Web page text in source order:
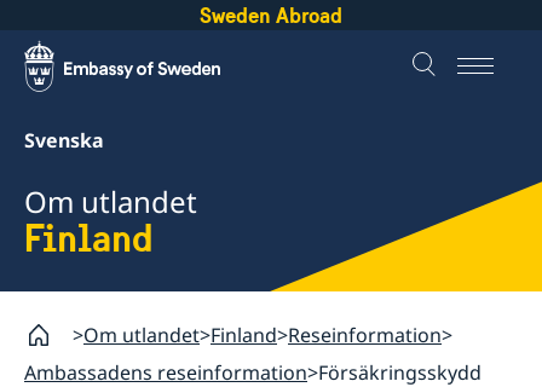
Sweden Abroad
Svenska
Om utlandet
Finland
Om utlandet Finland Reseinformation
Ambassadens reseinformation Försäkringsskydd